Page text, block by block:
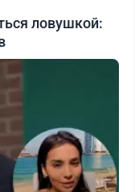
ловушкой: